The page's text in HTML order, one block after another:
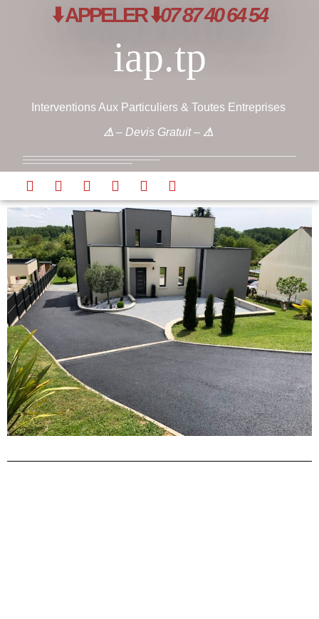
⬇️ APPELER ⬇️07 87 40 64 54
iap.tp
Interventions Aux Particuliers & Toutes Entreprises
⚠ – Devis Gratuit – ⚠